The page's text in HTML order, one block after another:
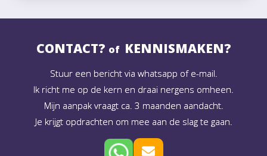
CONTACT? of KENNISMAKEN?
Stuur een bericht via whatsapp of e-mail.
Ik richt me op de kern en draai nergens omheen.
Mijn aanpak vraagt ca. 3 maanden aandacht.
Je krijgt opdrachten om mee aan de slag te gaan.